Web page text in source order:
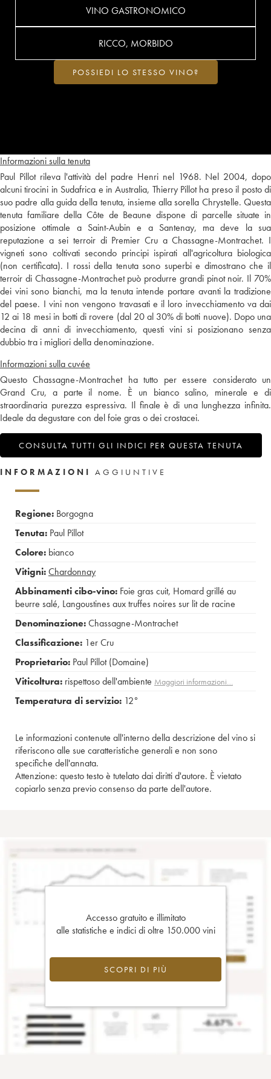
Informazioni sulla tenuta
Paul Pillot rileva l'attività del padre Henri nel 1968. Nel 2004, dopo
alcuni tirocini in Sudafrica e in Australia, Thierry Pillot ha preso il posto di
suo padre alla guida della tenuta, insieme alla sorella Chrystelle. Questa
tenuta familiare della Côte de Beaune dispone di parcelle situate in
posizione ottimale a Saint-Aubin e a Santenay, ma deve la sua
reputazione a sei terroir di Premier Cru a Chassagne-Montrachet. I
vigneti sono coltivati secondo principi ispirati all'agricoltura biologica
(non certificata). I rossi della tenuta sono superbi e dimostrano che il
terroir di Chassagne-Montrachet può produrre grandi pinot noir. Il 70%
dei vini sono bianchi, ma la tenuta intende portare avanti la tradizione
del paese. I vini non vengono travasati e il loro invecchiamento va dai
12 ai 18 mesi in botti di rovere (dal 20 al 30% di botti nuove). Dopo una
decina di anni di invecchiamento, questi vini si posizionano senza
dubbio tra i migliori della denominazione.
Informazioni sulla cuvée
Questo Chassagne-Montrachet ha tutto per essere considerato un
Grand Cru, a parte il nome. È un bianco salino, minerale e di
straordinaria purezza espressiva. Il finale è di una lunghezza infinita.
Ideale da degustare con del foie gras o dei crostacei.
CONSULTA TUTTI GLI INDICI PER QUESTA TENUTA
VINO GASTRONOMICO
RICCO, MORBIDO
POSSIEDI LO STESSO VINO?
INFORMAZIONI AGGIUNTIVE
Regione: Borgogna
Tenuta: Paul Pillot
Colore: bianco
Vitigni:Chardonnay
Abbinamenti cibo-vino: Foie gras cuit, Homard grillé au
beurre salé, Langoustines aux truffes noires sur lit de racine
Denominazione:Chassagne-Montrachet
Classificazione: 1er Cru
Proprietario: Paul Pillot (Domaine)
Viticoltura: rispettoso dell'ambiente Maggiori informazioni…
Temperatura di servizio: 12°
Le informazioni contenute all'interno della descrizione del vino si
riferiscono alle sue caratteristiche generali e non sono
specifiche dell'annata.
Attenzione: questo testo è tutelato dai diritti d'autore. È vietato
copiarlo senza previo consenso da parte dell'autore.
Accesso gratuito e illimitato
alle statistiche e indici di oltre 150.000 vini
SCOPRI DI PIÙ